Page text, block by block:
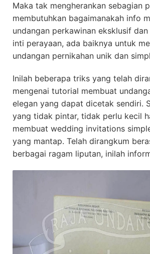
Maka tak mengherankan sebagian
membutuhkan bagaimanakah info
undangan perkawinan eksklusif dan
inti perayaan, ada baiknya untuk
undangan pernikahan unik dan
Inilah beberapa triks yang telah
mengenai tutorial membuat
elegan yang dapat dicetak sendiri.
yang tidak pintar, tidak perlu kecil
membuat wedding invitations
yang mantap. Telah dirangkum
berbagai ragam liputan, inilah